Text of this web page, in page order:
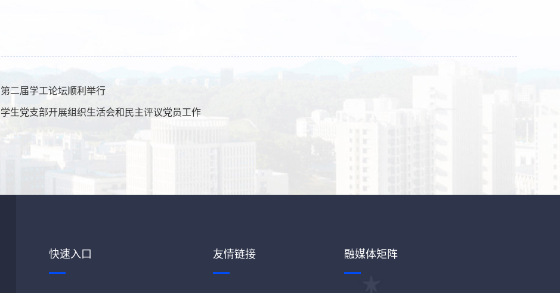
第二届学工论坛顺利举行
学生党支部开展组织生活会和民主评议党员工作
快速入口 友情链接 融媒体矩阵